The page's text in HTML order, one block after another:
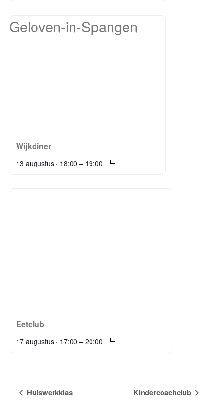
Wijkdiner
13 augustus · 18:00 – 19:00
Eetclub
17 augustus · 17:00 – 20:00
Huiswerkklas Kindercoachclub